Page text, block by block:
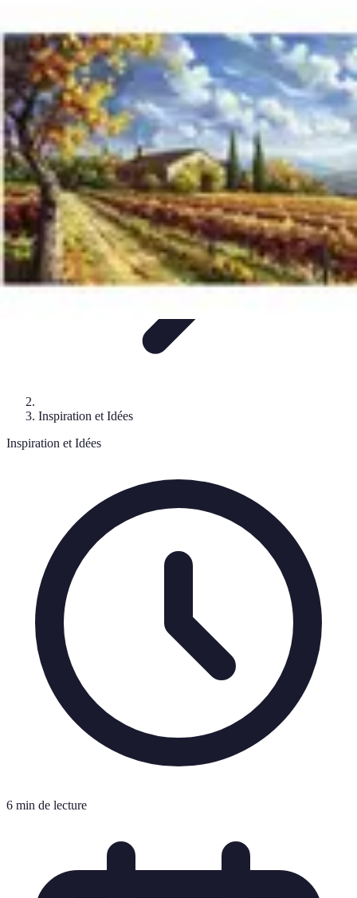
Psychologie des Couleurs
Personnalisation
ÉcologieConseilsIntroduction
Peinture Sur Mesure
Inspiration et Idées
Inspiration et Idées
6 min de lecture